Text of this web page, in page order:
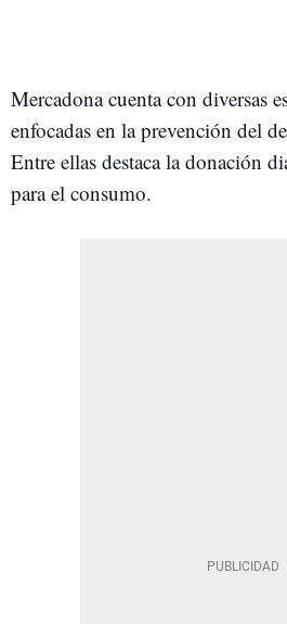
Mercadona cuenta con diversas
enfocadas en la prevención del
Entre ellas destaca la donación
para el consumo.